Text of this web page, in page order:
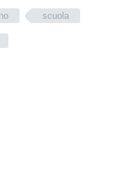
scuola